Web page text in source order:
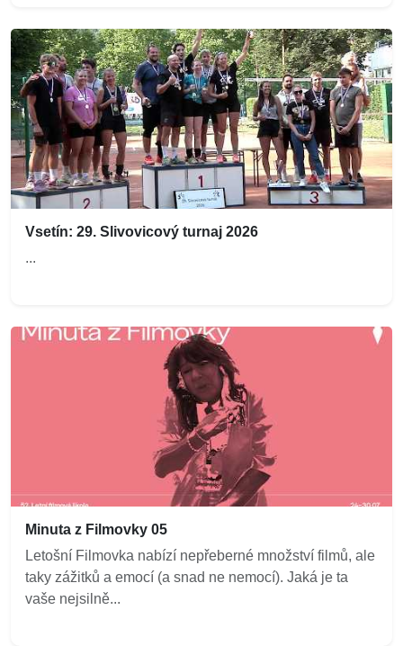
Vsetín: 29. Slivovicový turnaj 2026
...
Minuta z Filmovky 05
Letošní Filmovka nabízí nepřeberné množství filmů, ale
taky zážitků a emocí (a snad ne nemocí). Jaká je ta
vaše nejsilně...